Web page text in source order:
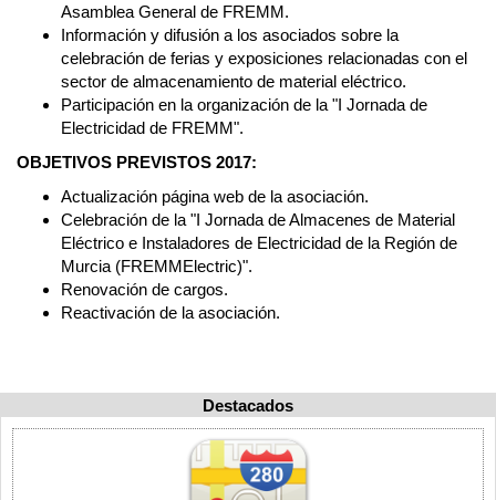
Asamblea General de FREMM.
Información y difusión a los asociados sobre la
celebración de ferias y exposiciones relacionadas con el
sector de almacenamiento de material eléctrico.
Participación en la organización de la "I Jornada de
Electricidad de FREMM".
OBJETIVOS PREVISTOS 2017:
Actualización página web de la asociación.
Celebración de la "I Jornada de Almacenes de Material
Eléctrico e Instaladores de Electricidad de la Región de
Murcia (FREMMElectric)".
Renovación de cargos.
Reactivación de la asociación.
Destacados